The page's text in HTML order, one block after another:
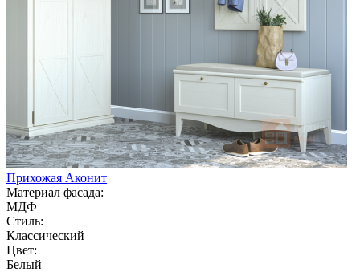
Прихожая Аконит
Материал фасада:
МДФ
Стиль:
Классический
Цвет:
Белый